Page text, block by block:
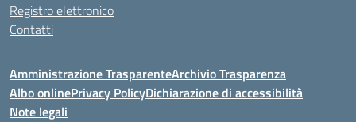
Registro elettronico
Contatti
Amministrazione TrasparenteArchivio Trasparenza
Albo onlinePrivacy PolicyDichiarazione di accessibilità
Note legali